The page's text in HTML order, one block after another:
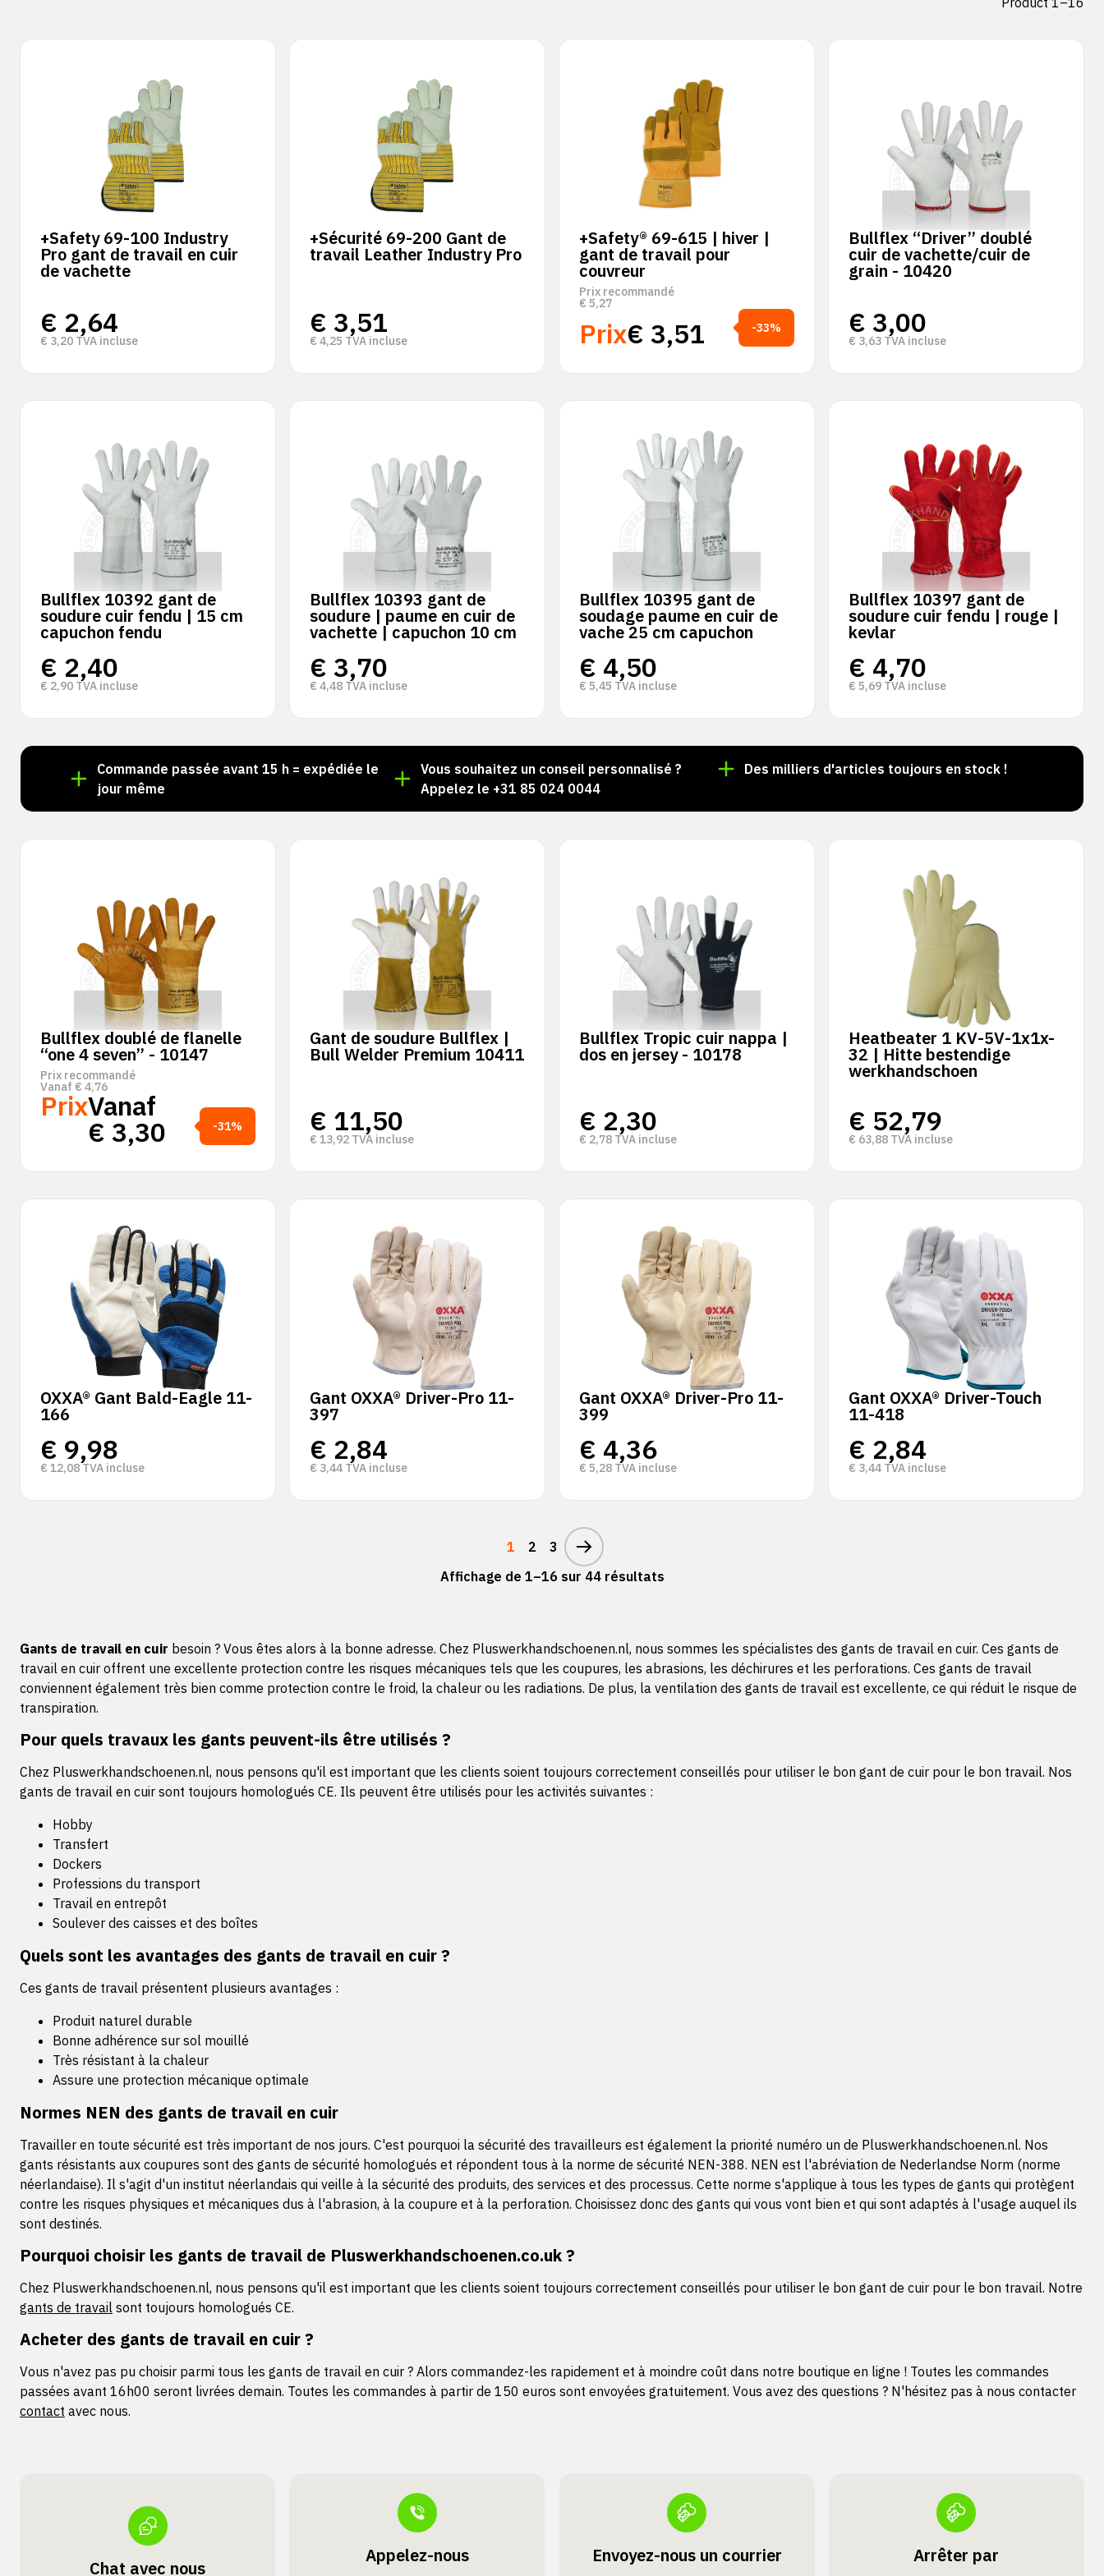
+Safety 69-100 Industry
Pro gant de travail en cuir
de vachette
€ 2,64
€ 3,20 TVA incluse
+Sécurité 69-200 Gant de
travail Leather Industry Pro
€ 3,51
€ 4,25 TVA incluse
+Safety® 69-615 | hiver |
gant de travail pour
couvreur
Prix recommandé
€ 5,27
Prix€ 3,51 -33%
Bullflex “Driver” doublé
cuir de vachette/cuir de
grain - 10420
€ 3,00
€ 3,63 TVA incluse
Bullflex 10392 gant de
soudure cuir fendu | 15 cm
capuchon fendu
€ 2,40
€ 2,90 TVA incluse
Bullflex 10393 gant de
soudure | paume en cuir de
vachette | capuchon 10 cm
€ 3,70
€ 4,48 TVA incluse
Bullflex 10395 gant de
soudage paume en cuir de
vache 25 cm capuchon
€ 4,50
€ 5,45 TVA incluse
Bullflex 10397 gant de
soudure cuir fendu | rouge |
kevlar
€ 4,70
€ 5,69 TVA incluse
Commande passée avant 15 h = expédiée le
jour même
Vous souhaitez un conseil personnalisé ?
Appelez le +31 85 024 0044
Des milliers d'articles toujours en stock !
Bullflex doublé de flanelle
“one 4 seven” - 10147
Prix recommandé
Vanaf € 4,76
PrixVanaf
€ 3,30 -31%
Gant de soudure Bullflex |
Bull Welder Premium 10411
€ 11,50
€ 13,92 TVA incluse
Bullflex Tropic cuir nappa |
dos en jersey - 10178
€ 2,30
€ 2,78 TVA incluse
Heatbeater 1 KV-5V-1x1x-
32 | Hitte bestendige
werkhandschoen
€ 52,79
€ 63,88 TVA incluse
OXXA® Gant Bald-Eagle 11-
166
€ 9,98
€ 12,08TVA incluse
Gant OXXA® Driver-Pro 11-
397
€ 2,84
€ 3,44 TVA incluse
Gant OXXA® Driver-Pro 11-
399
€ 4,36
€ 5,28 TVA incluse
Gant OXXA® Driver-Touch
11-418
€ 2,84
€ 3,44 TVA incluse
1 2
3
Affichage de 1–16 sur 44 résultats
Gants de travail en cuir besoin ? Vous êtes alors à la bonne adresse. Chez Pluswerkhandschoenen.nl, nous sommes les spécialistes des gants de travail en cuir. Ces gants de
travail en cuir offrent une excellente protection contre les risques mécaniques tels que les coupures, les abrasions, les déchirures et les perforations. Ces gants de travail
conviennent également très bien comme protection contre le froid, la chaleur ou les radiations. De plus, la ventilation des gants de travail est excellente, ce qui réduit le risque de
transpiration.
Pour quels travaux les gants peuvent-ils être utilisés ?
Chez Pluswerkhandschoenen.nl, nous pensons qu'il est important que les clients soient toujours correctement conseillés pour utiliser le bon gant de cuir pour le bon travail. Nos
gants de travail en cuir sont toujours homologués CE. Ils peuvent être utilisés pour les activités suivantes :
Hobby
Transfert
Dockers
Professions du transport
Travail en entrepôt
Soulever des caisses et des boîtes
Quels sont les avantages des gants de travail en cuir ?
Ces gants de travail présentent plusieurs avantages :
Produit naturel durable
Bonne adhérence sur sol mouillé
Très résistant à la chaleur
Assure une protection mécanique optimale
Normes NEN des gants de travail en cuir
Travailler en toute sécurité est très important de nos jours. C'est pourquoi la sécurité des travailleurs est également la priorité numéro un de Pluswerkhandschoenen.nl. Nos
gants résistants aux coupures sont des gants de sécurité homologués et répondent tous à la norme de sécurité NEN-388. NEN est l'abréviation de Nederlandse Norm (norme
néerlandaise). Il s'agit d'un institut néerlandais qui veille à la sécurité des produits, des services et des processus. Cette norme s'applique à tous les types de gants qui protègent
contre les risques physiques et mécaniques dus à l'abrasion, à la coupure et à la perforation. Choisissez donc des gants qui vous vont bien et qui sont adaptés à l'usage auquel ils
sont destinés.
Pourquoi choisir les gants de travail de Pluswerkhandschoenen.co.uk ?
Chez Pluswerkhandschoenen.nl, nous pensons qu'il est important que les clients soient toujours correctement conseillés pour utiliser le bon gant de cuir pour le bon travail. Notre
gants de travail sont toujours homologués CE.
Acheter des gants de travail en cuir ?
Vous n'avez pas pu choisir parmi tous les gants de travail en cuir ? Alors commandez-les rapidement et à moindre coût dans notre boutique en ligne ! Toutes les commandes
passées avant 16h00 seront livrées demain. Toutes les commandes à partir de 150 euros sont envoyées gratuitement. Vous avez des questions ? N'hésitez pas à nous contacter
contact avec nous.
Chat avec nous
Appelez-nous Envoyez-nous un courrier Arrêter par